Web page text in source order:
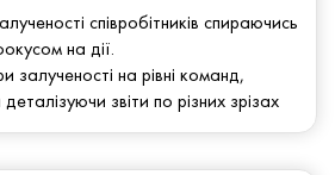
співробітників спираючись
на дії.
залученості на рівні команд,
звіти по різних зрізах